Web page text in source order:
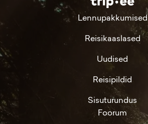
Lennupakkumised
Reisikaaslased
Uudised
Reisipildid
Sisuturundus
Foorum